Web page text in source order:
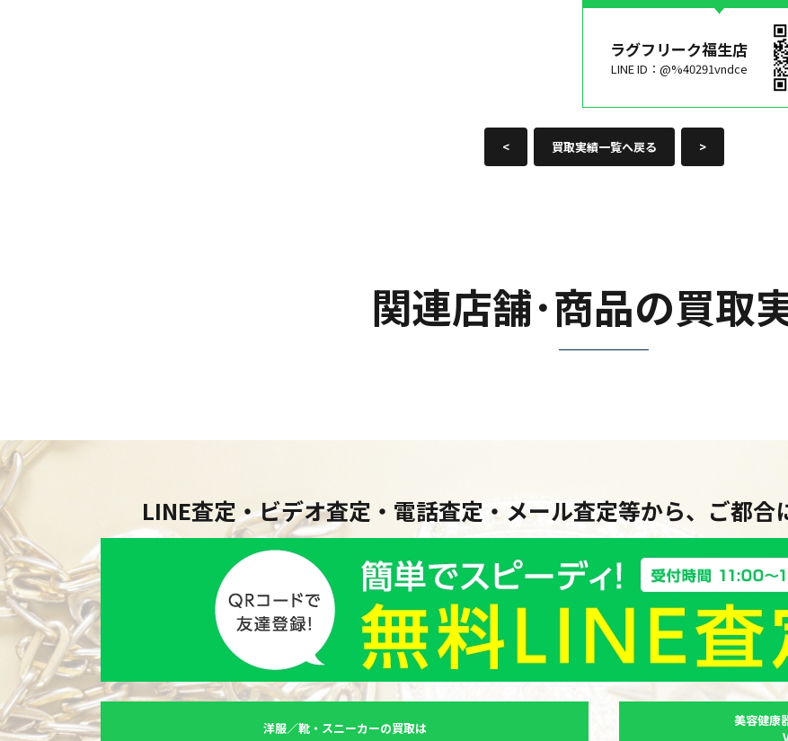
ラグフリーク福生店
LINE ID：@%40291vndce
< 買取実績一覧へ戻る >
関連店舗･商品の買取
LINE査定・ビデオ査定・電話査定・メール査定等から、ご都合
洋服／靴・スニーカーの買取は
美容健康